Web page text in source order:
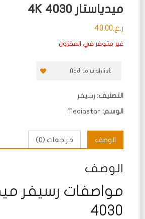
ميدياستار 4030 4K
ر.ع.40.00
غير متوفر في المخزون
Add to wishlist
التصنيف: رسيفر
الوسم: Mediastar
الوصف مراجعات (0)
الوصف
مواصفات رسيفر
4030